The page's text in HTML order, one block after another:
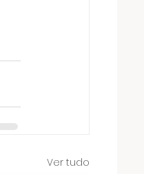
Ver tudo